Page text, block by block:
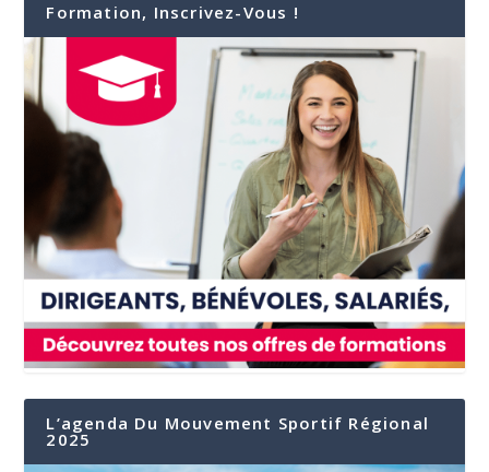
Formation, Inscrivez-Vous !
L’agenda Du Mouvement Sportif Régional
2025